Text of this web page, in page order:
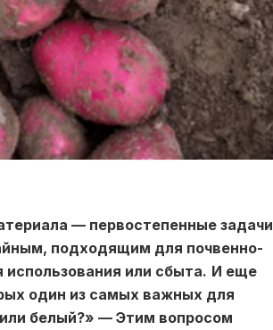
— первостепенные задачи
подходящим для почвенно-
использования или сбыта. И еще
один из самых важных для
белый?» — Этим вопросом